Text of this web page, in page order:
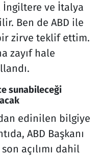
ve İtalya
Ben de ABD ile
zirve teklif ettim.
zayıf hale
sunabileceği
edinilen bilgiye
ABD Başkanı
açılımı dahil